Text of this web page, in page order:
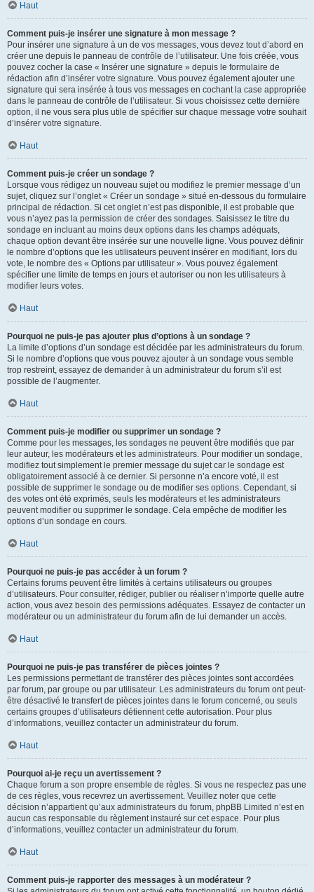
Haut
Comment puis-je insérer une signature à mon message ?
Pour insérer une signature à un de vos messages, vous devez tout d’abord en
créer une depuis le panneau de contrôle de l’utilisateur. Une fois créée, vous
pouvez cocher la case « Insérer une signature » depuis le formulaire de
rédaction afin d’insérer votre signature. Vous pouvez également ajouter une
signature qui sera insérée à tous vos messages en cochant la case appropriée
dans le panneau de contrôle de l’utilisateur. Si vous choisissez cette dernière
option, il ne vous sera plus utile de spécifier sur chaque message votre souhait
d’insérer votre signature.
Haut
Comment puis-je créer un sondage ?
Lorsque vous rédigez un nouveau sujet ou modifiez le premier message d’un
sujet, cliquez sur l’onglet « Créer un sondage » situé en-dessous du formulaire
principal de rédaction. Si cet onglet n’est pas disponible, il est probable que
vous n’ayez pas la permission de créer des sondages. Saisissez le titre du
sondage en incluant au moins deux options dans les champs adéquats,
chaque option devant être insérée sur une nouvelle ligne. Vous pouvez définir
le nombre d’options que les utilisateurs peuvent insérer en modifiant, lors du
vote, le nombre des « Options par utilisateur ». Vous pouvez également
spécifier une limite de temps en jours et autoriser ou non les utilisateurs à
modifier leurs votes.
Haut
Pourquoi ne puis-je pas ajouter plus d’options à un sondage ?
La limite d’options d’un sondage est décidée par les administrateurs du forum.
Si le nombre d’options que vous pouvez ajouter à un sondage vous semble
trop restreint, essayez de demander à un administrateur du forum s’il est
possible de l’augmenter.
Haut
Comment puis-je modifier ou supprimer un sondage ?
Comme pour les messages, les sondages ne peuvent être modifiés que par
leur auteur, les modérateurs et les administrateurs. Pour modifier un sondage,
modifiez tout simplement le premier message du sujet car le sondage est
obligatoirement associé à ce dernier. Si personne n’a encore voté, il est
possible de supprimer le sondage ou de modifier ses options. Cependant, si
des votes ont été exprimés, seuls les modérateurs et les administrateurs
peuvent modifier ou supprimer le sondage. Cela empêche de modifier les
options d’un sondage en cours.
Haut
Pourquoi ne puis-je pas accéder à un forum ?
Certains forums peuvent être limités à certains utilisateurs ou groupes
d’utilisateurs. Pour consulter, rédiger, publier ou réaliser n’importe quelle autre
action, vous avez besoin des permissions adéquates. Essayez de contacter un
modérateur ou un administrateur du forum afin de lui demander un accès.
Haut
Pourquoi ne puis-je pas transférer de pièces jointes ?
Les permissions permettant de transférer des pièces jointes sont accordées
par forum, par groupe ou par utilisateur. Les administrateurs du forum ont peut-
être désactivé le transfert de pièces jointes dans le forum concerné, ou seuls
certains groupes d’utilisateurs détiennent cette autorisation. Pour plus
d’informations, veuillez contacter un administrateur du forum.
Haut
Pourquoi ai-je reçu un avertissement ?
Chaque forum a son propre ensemble de règles. Si vous ne respectez pas une
de ces règles, vous recevrez un avertissement. Veuillez noter que cette
décision n’appartient qu’aux administrateurs du forum, phpBB Limited n’est en
aucun cas responsable du règlement instauré sur cet espace. Pour plus
d’informations, veuillez contacter un administrateur du forum.
Haut
Comment puis-je rapporter des messages à un modérateur ?